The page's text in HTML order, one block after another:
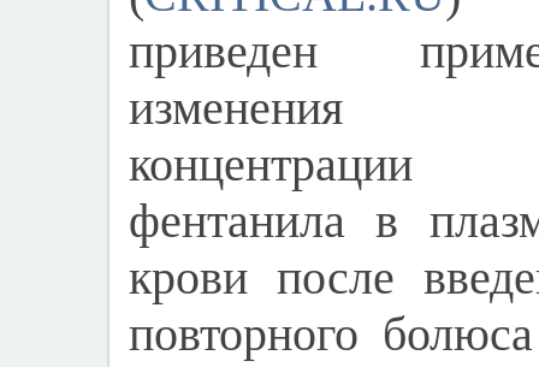
приведен
изменения
концентрации
фентанила в
крови после
повторного